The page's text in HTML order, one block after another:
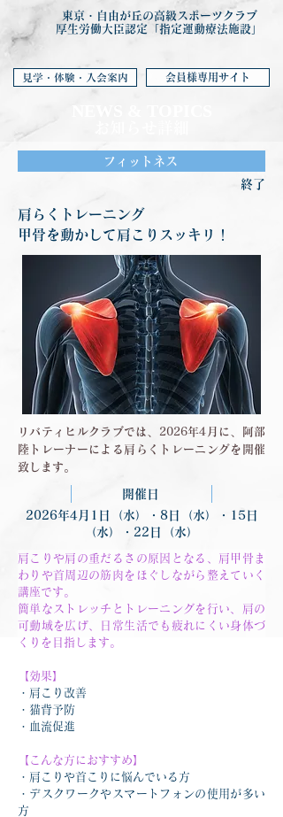
東京・自由が丘の高級スポーツクラブ
厚生労働大臣認定「指定運動療法施設」
見学・体験・入会案内 会員様専用サイト
フィットネス
終了
肩らくトレーニング
甲骨を動かして肩こりスッキリ！
リバティヒルクラブでは、2026年4月に、阿部
陸トレーナーによる肩らくトレーニングを開催
致します。
開催日
2026年4月1日（水）・8日（水）・15日
（水）・22日（水）
肩こりや肩の重だるさの原因となる、肩甲骨ま
わりや首周辺の筋肉をほぐしながら整えていく
講座です。
簡単なストレッチとトレーニングを行い、肩の
可動域を広げ、日常生活でも疲れにくい身体づ
くりを目指します。
【効果】
・肩こり改善
・猫背予防
・血流促進
【こんな方におすすめ】
・肩こりや首こりに悩んでいる方
・デスクワークやスマートフォンの使用が多い
方